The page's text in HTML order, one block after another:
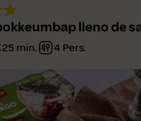
lleno de
25 min. 4 Pers.